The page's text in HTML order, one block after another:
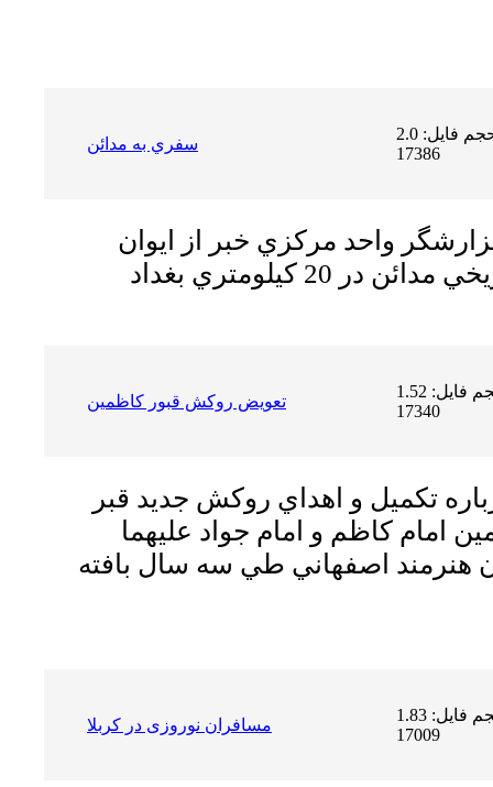
سفري به مدائن
حجم فایل: 2.0 MB | دریافت ها:
17386
واحد مركزي خبر از ايوان
20 كيلومتري بغداد
تعویض روکش قبور کاظمین
حجم فایل: 1.52 MB | دریافت ها:
17340
تكميل و اهداي روكش جديد قبر
امام كاظم و امام جواد عليهما
هنرمند اصفهاني طي سه سال بافته
مسافران نوروزی در کربلا
حجم فایل: 1.83 MB | دریافت ها:
17009